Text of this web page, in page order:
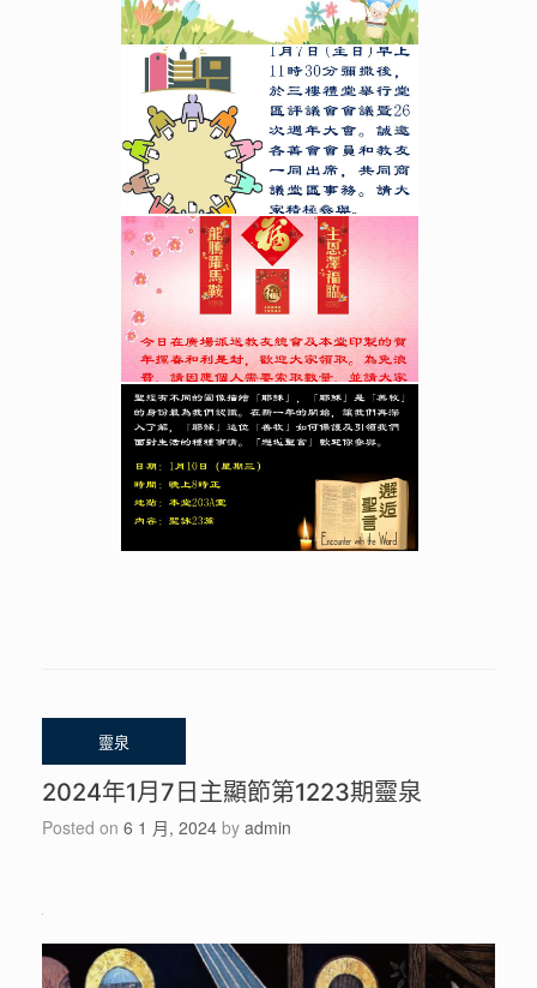
2024年1月7日主顯節第1223期靈泉
Posted on 6 1 月, 2024 by admin